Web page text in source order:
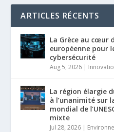
ARTICLES RÉCENTS
La Grèce au cœur
européenne pour
cybersécurité
Aug 5, 2026 |
La région élargie
à l’unanimité sur
mondial de
mixte
Jul 28, 2026 |